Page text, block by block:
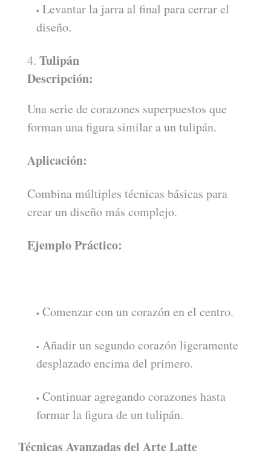
Levantar la jarra al final para cerrar el
diseño.
Tulipán
Descripción:
Una serie de corazones superpuestos que
forman una figura similar a un tulipán.
Aplicación:
Combina múltiples técnicas básicas para
crear un diseño más complejo.
Ejemplo Práctico:
Comenzar con un corazón en el centro.
Añadir un segundo corazón ligeramente
desplazado encima del primero.
Continuar agregando corazones hasta
formar la figura de un tulipán.
Técnicas Avanzadas del Arte Latte